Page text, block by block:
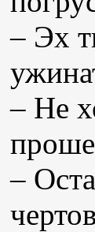
– Эх
– Не
–